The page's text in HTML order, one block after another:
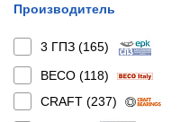
Производитель
3 ГПЗ (165)
BECO (118)
CRAFT (237)